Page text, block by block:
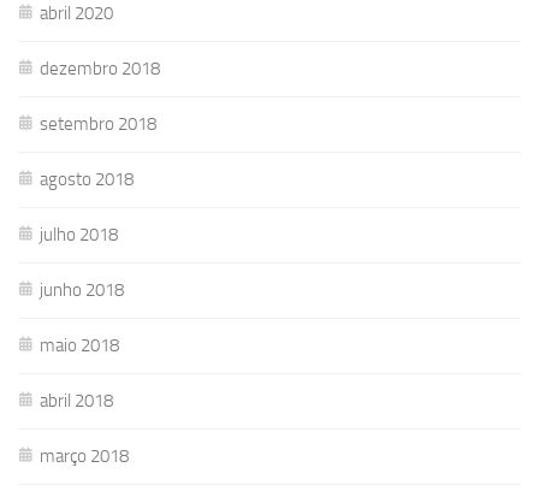
abril 2020
dezembro 2018
setembro 2018
agosto 2018
julho 2018
junho 2018
maio 2018
abril 2018
março 2018